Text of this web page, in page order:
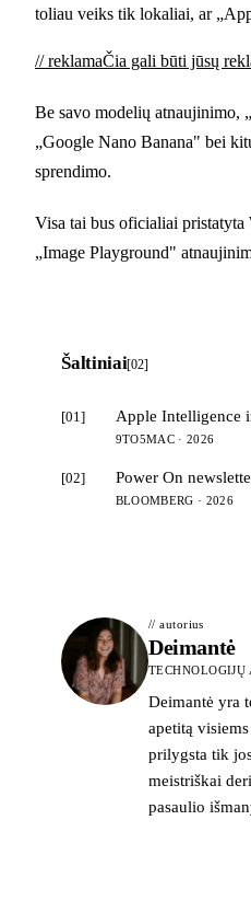
toliau veiks tik lokaliai, ar
// reklamaČia gali būti jūsų
Be savo modelių atnaujinimo,
„Google Nano Banana" bei
sprendimo.
Visa tai bus oficialiai
„Image Playground"
Šaltiniai[02]
[01] Apple Intelligence
9TO5MAC · 2026
[02] Power On
BLOOMBERG · 2026
// autorius
Deimantė
TECHNOLOGIJŲ
Deimantė yra
apetitą
prilygsta tik
meistriškai
pasaulio